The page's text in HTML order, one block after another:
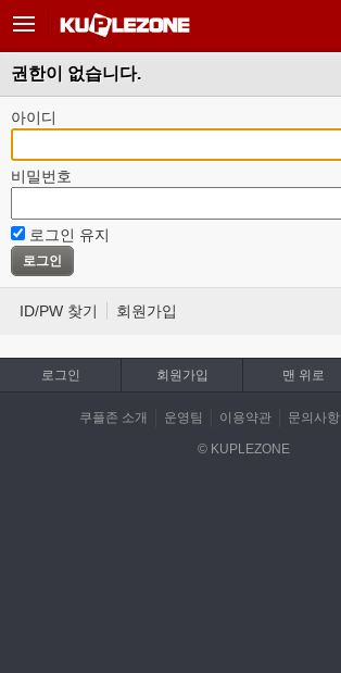
권한이 없습니다.
아이디
비밀번호
로그인 유지
ID/PW 찾기 회원가입
로그인 회원가입 맨 위로
쿠플존 소개 운영팀 이용약관 문의사항
© KUPLEZONE